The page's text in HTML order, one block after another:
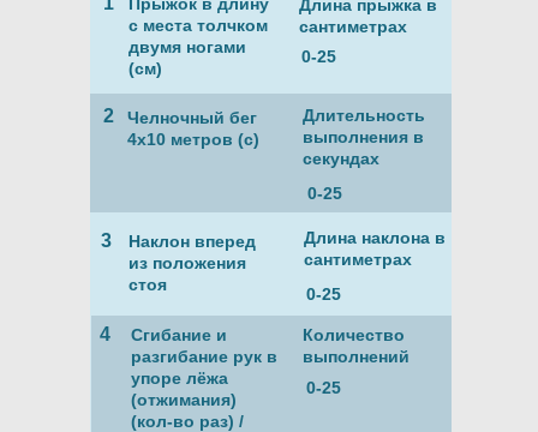
2
с места толчком
двумя ногами
(см)
Длина прыжка в
сантиметрах
3
Челночный бег
4х10 метров (с)
Длительность
выполнения в
секундах
0-25
Наклон вперед
из положения
стоя
Сгибание и
разгибание рук в
упоре лёжа
(отжимания)
(кол-во раз) /
4
Длина наклона в
сантиметрах
Количество
выполнений
0-25
0-25
0-25